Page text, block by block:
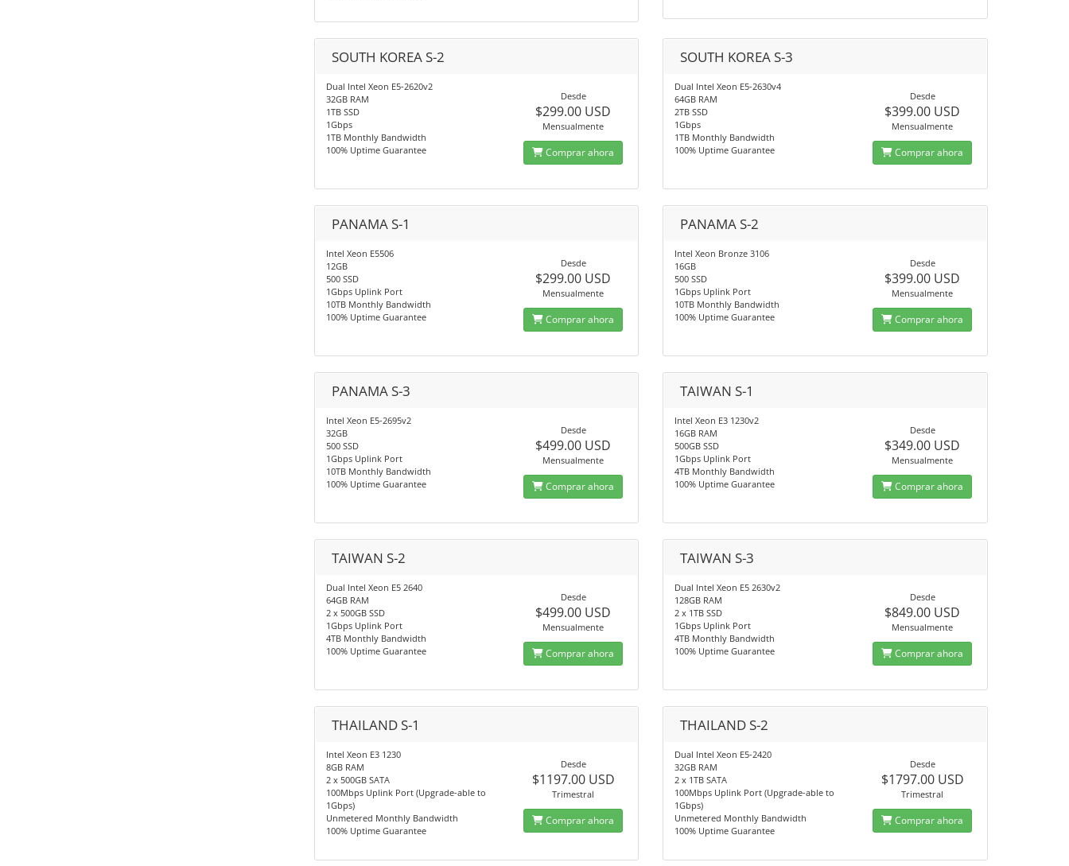
SOUTH KOREA S-2
Dual Intel Xeon E5-2620v2
32GB RAM
1TB SSD
1Gbps
1TB Monthly Bandwidth
100% Uptime Guarantee
Desde
$299.00 USD
Mensualmente
Comprar ahora
SOUTH KOREA S-3
Dual Intel Xeon E5-2630v4
64GB RAM
2TB SSD
1Gbps
1TB Monthly Bandwidth
100% Uptime Guarantee
Desde
$399.00 USD
Mensualmente
Comprar ahora
PANAMA S-1
Intel Xeon E5506
12GB
500 SSD
1Gbps Uplink Port
10TB Monthly Bandwidth
100% Uptime Guarantee
Desde
$299.00 USD
Mensualmente
Comprar ahora
PANAMA S-2
Intel Xeon Bronze 3106
16GB
500 SSD
1Gbps Uplink Port
10TB Monthly Bandwidth
100% Uptime Guarantee
Desde
$399.00 USD
Mensualmente
Comprar ahora
PANAMA S-3
Intel Xeon E5-2695v2
32GB
500 SSD
1Gbps Uplink Port
10TB Monthly Bandwidth
100% Uptime Guarantee
Desde
$499.00 USD
Mensualmente
Comprar ahora
TAIWAN S-1
Intel Xeon E3 1230v2
16GB RAM
500GB SSD
1Gbps Uplink Port
4TB Monthly Bandwidth
100% Uptime Guarantee
Desde
$349.00 USD
Mensualmente
Comprar ahora
TAIWAN S-2
Dual Intel Xeon E5 2640
64GB RAM
2 x 500GB SSD
1Gbps Uplink Port
4TB Monthly Bandwidth
100% Uptime Guarantee
Desde
$499.00 USD
Mensualmente
Comprar ahora
TAIWAN S-3
Dual Intel Xeon E5 2630v2
128GB RAM
2 x 1TB SSD
1Gbps Uplink Port
4TB Monthly Bandwidth
100% Uptime Guarantee
Desde
$849.00 USD
Mensualmente
Comprar ahora
THAILAND S-1
Intel Xeon E3 1230
8GB RAM
2 x 500GB SATA
100Mbps Uplink Port (Upgrade-able to
1Gbps)
Unmetered Monthly Bandwidth
100% Uptime Guarantee
Desde
$1197.00 USD
Trimestral
Comprar ahora
THAILAND S-2
Dual Intel Xeon E5-2420
32GB RAM
2 x 1TB SATA
100Mbps Uplink Port (Upgrade-able to
1Gbps)
Unmetered Monthly Bandwidth
100% Uptime Guarantee
Desde
$1797.00 USD
Trimestral
Comprar ahora